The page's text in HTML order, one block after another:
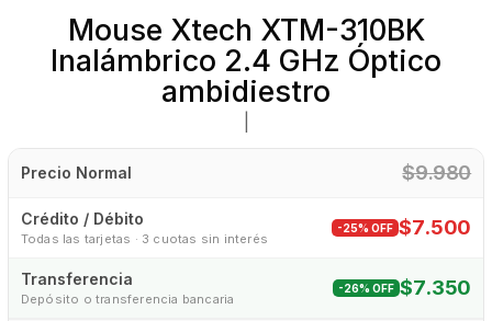
Mouse Xtech XTM-310BK
Inalámbrico 2.4 GHz Óptico
ambidiestro
Precio Normal $9.980
Crédito / Débito
Todas las tarjetas · 3 cuotas sin interés
-25% OFF $7.500
Transferencia
Depósito o transferencia bancaria
-26% OFF $7.350